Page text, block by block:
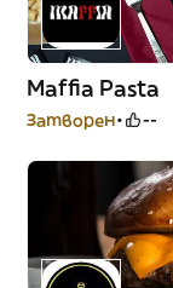
Maffia Pasta
Затворен --